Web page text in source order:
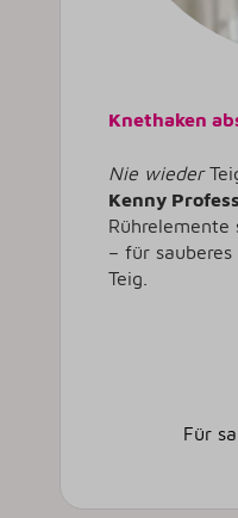
Knethaken
Nie wieder
Kenny
Rührelemente
– für
Teig.
Für